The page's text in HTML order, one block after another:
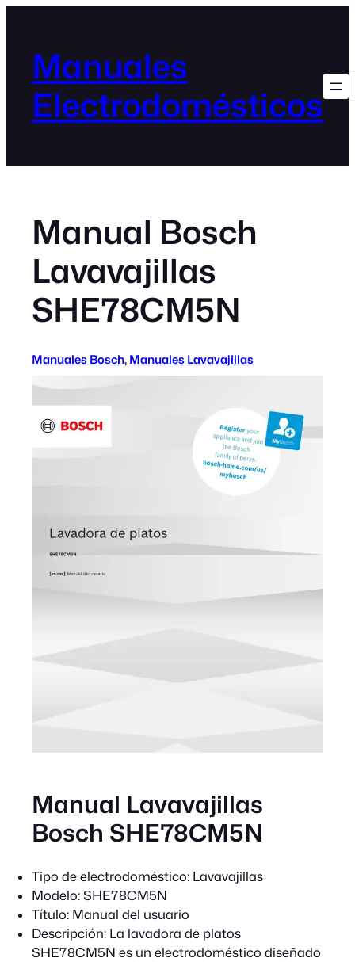
Manuales
Electrodomésticos
Manual Bosch
Lavavajillas
SHE78CM5N
Manuales Bosch, Manuales Lavavajillas
Manual Lavavajillas
Bosch SHE78CM5N
Tipo de electrodoméstico: Lavavajillas
Modelo: SHE78CM5N
Título: Manual del usuario
Descripción: La lavadora de platos
SHE78CM5N es un electrodoméstico diseñado